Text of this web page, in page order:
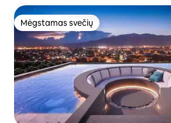
Mėgstamas svečių
Mėgstamas svečių